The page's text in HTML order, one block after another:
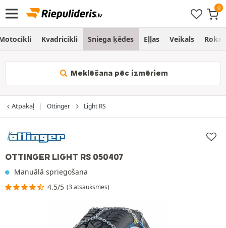
Kvadricikli Sniega ķēdes Eļļas Veikals
Meklēšana pēc izmēriem
Atpakaļ Ottinger Light RS
OTTINGER LIGHT RS 050407
Manuālā spriegošana
4.5/5 (3 atsauksmes)